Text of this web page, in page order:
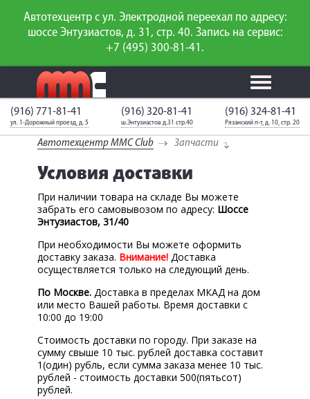
Автотехцентр с ул. Электродной переехал по адресу:
шоссе Энтузиастов, д. 31, стр. 40. Запись на сервис:
+7 (495) 300-81-41.
Калькулятор
ТО
Каталог
запчастей
Калькулятор
слесарного
ремонта
Ваш автомобиль
ГАРАНТИИ
О СЕРВИСЕ
АКЦИИ
КОРП.КЛИЕНТАМ
ЦЕНЫ
ЗАПЧАСТИ
(916) 771-81-41
ул. 1-Дорожный проезд, д. 5
(916) 320-81-41
ш.Энтузиастов д.31 стр.40
(916) 324-81-41
Рязанский п-т, д. 10, стр. 20
Автотехцентр MMC Club Запчасти
Условия доставки
При наличии товара на складе Вы можете
забрать его самовывозом по адресу: Шоссе
Энтузиастов, 31/40
При необходимости Вы можете оформить
доставку заказа. Внимание! Доставка
осуществляется только на следующий день.
По Москве. Доставка в пределах МКАД на дом
или место Вашей работы. Время доставки с
10:00 до 19:00
Стоимость доставки по городу. При заказе на
сумму свыше 10 тыс. рублей доставка составит
1(один) рубль, если сумма заказа менее 10 тыс.
рублей - стоимость доставки 500(пятьсот)
рублей.